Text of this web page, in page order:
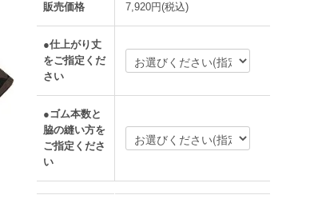
販売価格 7,920円(税込)
●仕上がり丈
をご指定くだ
さい
●ゴム本数と
脇の縫い方を
ご指定くださ
い